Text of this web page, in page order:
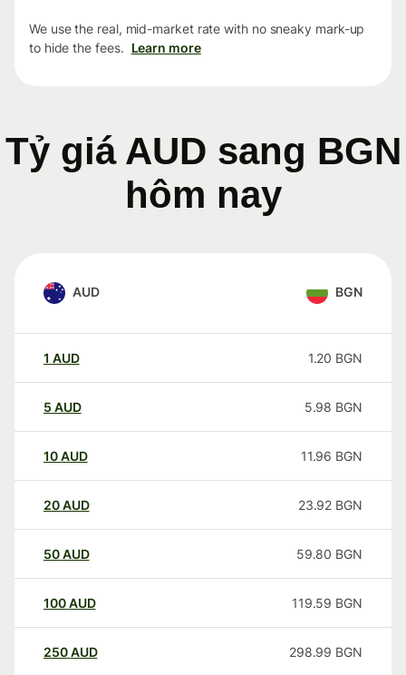
We use the real, mid-market rate with no sneaky mark-up
to hide the fees. Learn more
Tỷ giá AUD sang BGN
hôm nay
AUD BGN
1 AUD 1.20 BGN
5 AUD 5.98 BGN
10AUD 11.96 BGN
20AUD 23.92 BGN
50AUD 59.80 BGN
100AUD 119.59 BGN
250AUD 298.99 BGN